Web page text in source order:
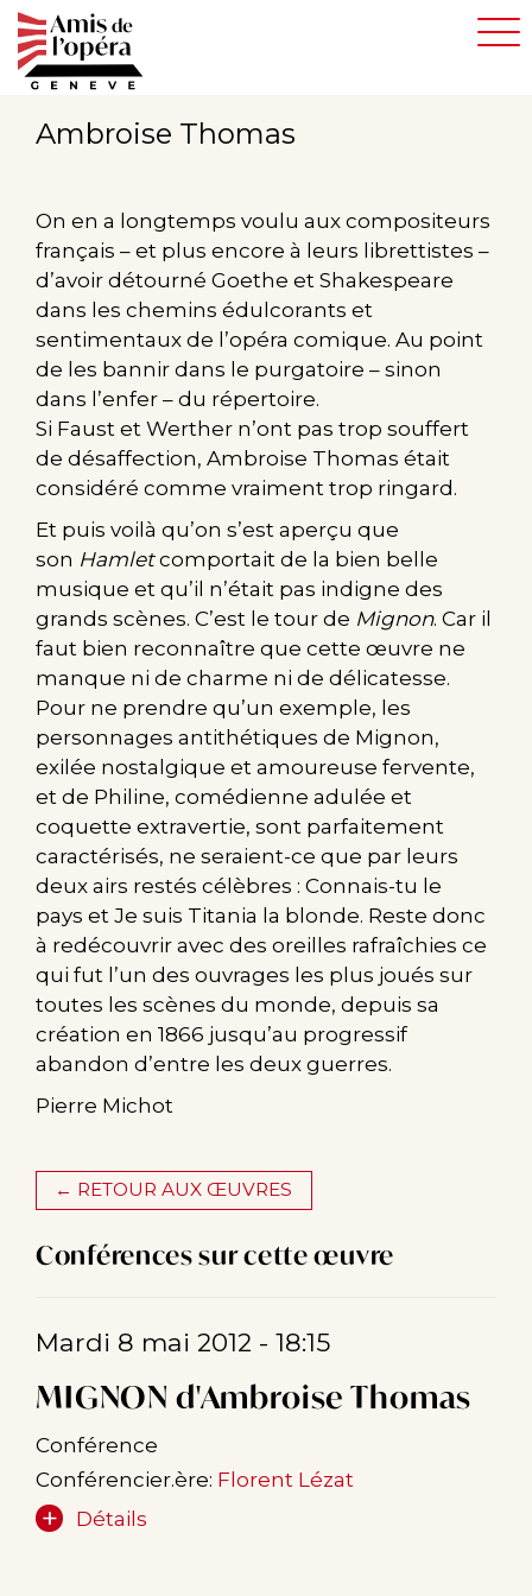
Aller
au
contenu
Ambroise Thomas
On en a longtemps voulu aux compositeurs
français – et plus encore à leurs librettistes –
d’avoir détourné Goethe et Shakespeare
dans les chemins édulcorants et
sentimentaux de l’opéra comique. Au point
de les bannir dans le purgatoire – sinon
dans l’enfer – du répertoire.
Si Faust et Werther n’ont pas trop souffert
de désaffection, Ambroise Thomas était
considéré comme vraiment trop ringard.
Et puis voilà qu’on s’est aperçu que
son Hamletcomportait de la bien belle
musique et qu’il n’était pas indigne des
grands scènes. C’est le tour de Mignon. Car il
faut bien reconnaître que cette œuvre ne
manque ni de charme ni de délicatesse.
Pour ne prendre qu’un exemple, les
personnages antithétiques de Mignon,
exilée nostalgique et amoureuse fervente,
et de Philine, comédienne adulée et
coquette extravertie, sont parfaitement
caractérisés, ne seraient-ce que par leurs
deux airs restés célèbres : Connais-tu le
pays et Je suis Titania la blonde. Reste donc
à redécouvrir avec des oreilles rafraîchies ce
qui fut l’un des ouvrages les plus joués sur
toutes les scènes du monde, depuis sa
création en 1866 jusqu’au progressif
abandon d’entre les deux guerres.
Pierre Michot
← RETOUR AUX ŒUVRES
Conférences sur cette œuvre
Mardi 8 mai 2012 - 18:15
MIGNON d'Ambroise Thomas
Conférence
Conférencier.ère: Florent Lézat
Détails